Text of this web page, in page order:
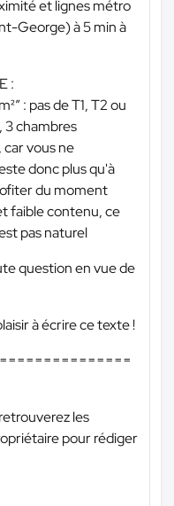
et lignes métro
George) à 5 min à
:
: pas de T1, T2 ou
3 chambres
car vous ne
donc plus qu'à
du moment
faible contenu, ce
pas naturel
question en vue de
à écrire ce texte !
les
pour rédiger